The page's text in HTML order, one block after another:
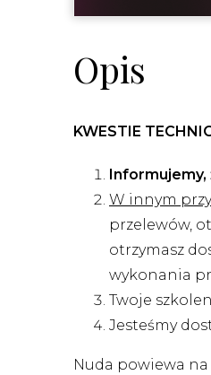
Opis
KWESTIE
W innym
przelewów,
otrzymasz
wykonania
Twoje
Jesteśmy
Nuda powiewa na